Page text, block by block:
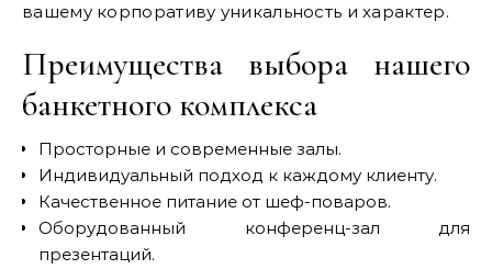
вашему корпоративу уникальность и характер.
Преимущества выбора нашего
банкетного комплекса
Просторные и современные залы.
Индивидуальный подход к каждому клиенту.
Качественное питание от шеф-поваров.
Оборудованный конференц-зал для
презентаций.